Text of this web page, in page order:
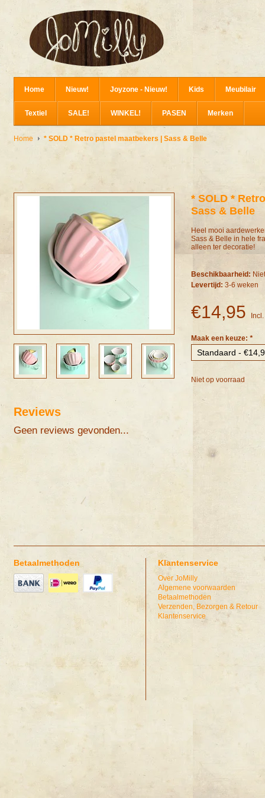
Home Nieuw! Joyzone - Nieuw! Kids Meubilair
Textiel SALE! WINKEL! PASEN Merken
Home * SOLD * Retro pastel maatbekers | Sass & Belle
* SOLD *
Sass & Belle
Heel mooi
Sass & Belle in hele
alleen ter decoratie!
Beschikbaarheid:
Levertijd: 3-6 weken
€14,95
Maak een keuze: *
Niet op voorraad
Reviews
Geen reviews gevonden...
Betaalmethoden Klantenservice
Over JoMilly
Algemene voorwaarden
Betaalmethoden
Verzenden, Bezorgen & Retour
Klantenservice